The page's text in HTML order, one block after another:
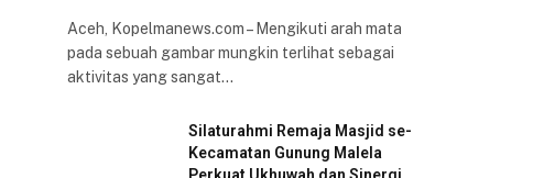
Aceh, Kopelmanews.com – Mengikuti arah mata
pada sebuah gambar mungkin terlihat sebagai
aktivitas yang sangat…
Silaturahmi Remaja Masjid se-
Kecamatan Gunung Malela